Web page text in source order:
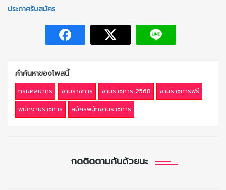
ประกาศรับสมัคร
คำค้นหาของโพสนี้
กรมศิลปากร งานราชการ งานราชการ 2568
งานราชการฟรี
พนักงานราชการ
สมัครพนักงานราชการ
กดติดตามกันด้วยนะ